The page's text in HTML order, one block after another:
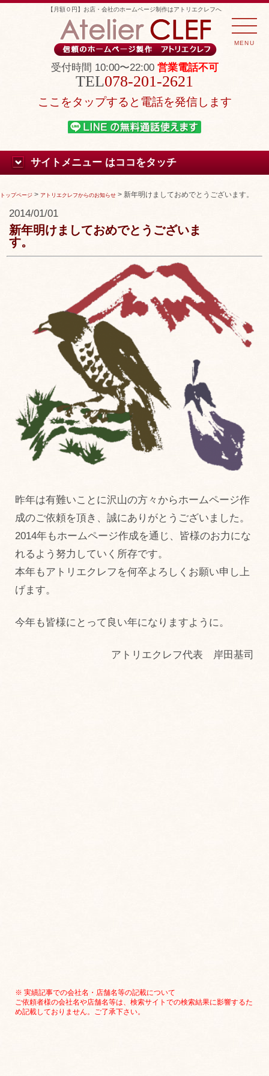
【月額０円】お店・会社のホームページ制作はアトリエクレフへ
受付時間 10:00〜22:00 営業電話不可
078-201-2621
ここをタップすると電話を発信します
サイトメニュー はココをタッチ
トップページ > アトリエクレフからのお知らせ > 新年明けましておめでとうございます。
2014/01/01
新年明けましておめでとうございま
す。
昨年は有難いことに沢山の方々からホームページ作
成のご依頼を頂き、誠にありがとうございました。
2014年もホームページ作成を通じ、皆様のお力にな
れるよう努力していく所存です。
本年もアトリエクレフを何卒よろしくお願い申し上
げます。
今年も皆様にとって良い年になりますように。
アトリエクレフ代表 岸田基司
※ 実績記事での会社名・店舗名等の記載について
ご依頼者様の会社名や店舗名等は、検索サイトでの検索結果に影響するた
め記載しておりません。ご了承下さい。
MENU